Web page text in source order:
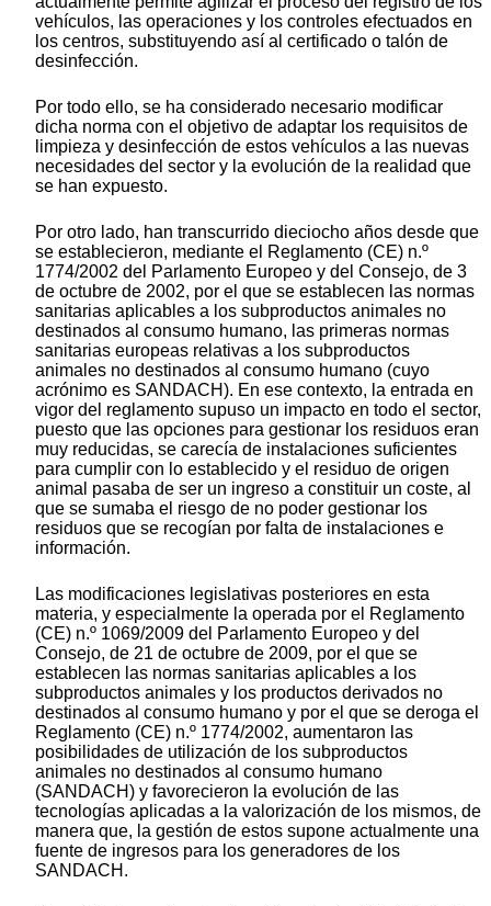
vehículos, las operaciones y los controles efectuados en
los centros, substituyendo así al certificado o talón de
desinfección.
Por todo ello, se ha considerado necesario modificar
dicha norma con el objetivo de adaptar los requisitos de
limpieza y desinfección de estos vehículos a las nuevas
necesidades del sector y la evolución de la realidad que
se han expuesto.
Por otro lado, han transcurrido dieciocho años desde que
se establecieron, mediante el Reglamento (CE) n.º
1774/2002 del Parlamento Europeo y del Consejo, de 3
de octubre de 2002, por el que se establecen las normas
sanitarias aplicables a los subproductos animales no
destinados al consumo humano, las primeras normas
sanitarias europeas relativas a los subproductos
animales no destinados al consumo humano (cuyo
acrónimo es SANDACH). En ese contexto, la entrada en
vigor del reglamento supuso un impacto en todo el sector,
puesto que las opciones para gestionar los residuos eran
muy reducidas, se carecía de instalaciones suficientes
para cumplir con lo establecido y el residuo de origen
animal pasaba de ser un ingreso a constituir un coste, al
que se sumaba el riesgo de no poder gestionar los
residuos que se recogían por falta de instalaciones e
información.
Las modificaciones legislativas posteriores en esta
materia, y especialmente la operada por el Reglamento
(CE) n.º 1069/2009 del Parlamento Europeo y del
Consejo, de 21 de octubre de 2009, por el que se
establecen las normas sanitarias aplicables a los
subproductos animales y los productos derivados no
destinados al consumo humano y por el que se deroga el
Reglamento (CE) n.º 1774/2002, aumentaron las
posibilidades de utilización de los subproductos
animales no destinados al consumo humano
(SANDACH) y favorecieron la evolución de las
tecnologías aplicadas a la valorización de los mismos, de
manera que, la gestión de estos supone actualmente una
fuente de ingresos para los generadores de los
SANDACH.